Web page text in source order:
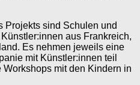
Projekts sind Schulen und
aus Frankreich,
Es nehmen jeweils eine
mit Künstler:innen teil
mit den Kindern in